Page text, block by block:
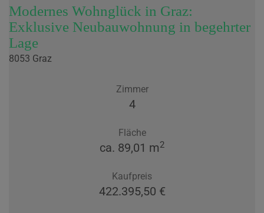
Modernes Wohnglück in Graz:
Exklusive Neubauwohnung in begehrter
Lage
8053 Graz
Zimmer
4
Fläche
ca. 89,01 m2
Kaufpreis
422.395,50 €